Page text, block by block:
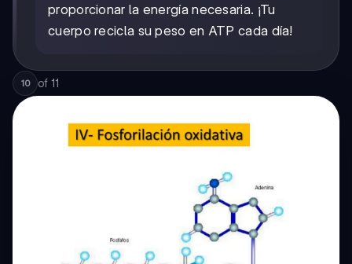
proporcionar la energía necesaria. ¡Tu
cuerpo recicla su peso en ATP cada día!
10 of 11